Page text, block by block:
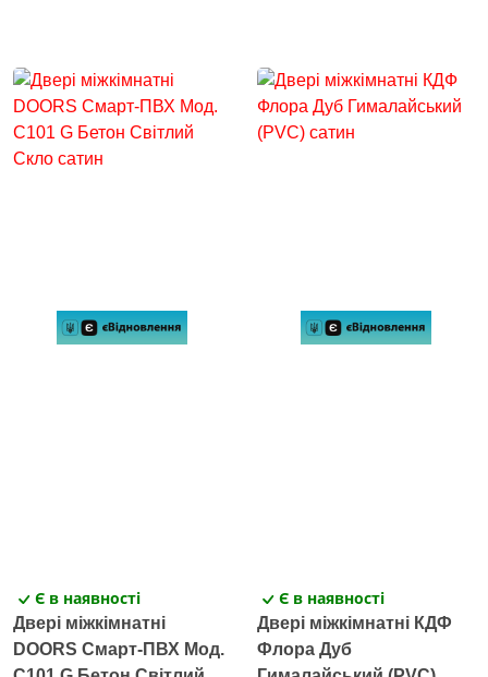
Є в наявності
Двері міжкімнатні
DOORS Смарт-ПВХ Мод.
Є в наявності
Двері міжкімнатні КДФ
Флора Дуб